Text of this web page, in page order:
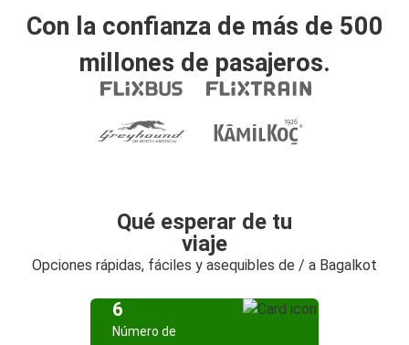
Con la confianza de más de 500
millones de pasajeros.
Qué esperar de tu
viaje
Opciones rápidas, fáciles y asequibles de / a Bagalkot
6
Número de